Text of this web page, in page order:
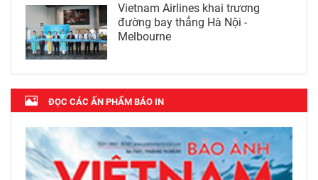
Vietnam Airlines khai trương
đường bay thẳng Hà Nội -
Melbourne
ĐỌC CÁC ẤN PHẨM BÁO IN